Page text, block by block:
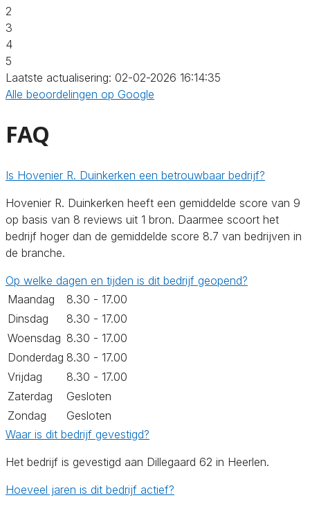
2
3
4
5
Laatste actualisering: 02-02-2026 16:14:35
Alle beoordelingen op Google
FAQ
Is Hovenier R. Duinkerken een betrouwbaar bedrijf?
Hovenier R. Duinkerken heeft een gemiddelde score van 9
op basis van 8 reviews uit 1 bron. Daarmee scoort het
bedrijf hoger dan de gemiddelde score 8.7 van bedrijven in
de branche.
Op welke dagen en tijden is dit bedrijf geopend?
Maandag
8.30 - 17.00
Dinsdag
8.30 - 17.00
Woensdag 8.30 - 17.00
Donderdag 8.30 - 17.00
Vrijdag
8.30 - 17.00
Zaterdag
Gesloten
Zondag
Gesloten
Waar is dit bedrijf gevestigd?
Het bedrijf is gevestigd aan Dillegaard 62 in Heerlen.
Hoeveel jaren is dit bedrijf actief?